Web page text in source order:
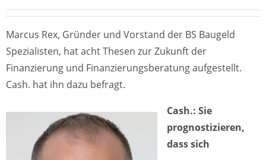
Marcus Rex, Gründer und Vorstand der BS Baugeld
Spezialisten, hat acht Thesen zur Zukunft der
Finanzierung und Finanzierungsberatung aufgestellt.
Cash. hat ihn dazu befragt.
Cash.: Sie
prognostizieren,
dass sich